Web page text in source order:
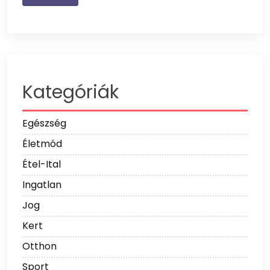
Kategóriák
Egészség
Életmód
Étel-Ital
Ingatlan
Jog
Kert
Otthon
Sport